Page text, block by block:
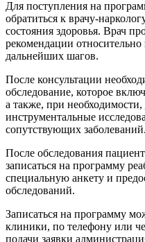
Для поступления на
обратиться к врачу-
состояния здоровья. Врач
рекомендации
дальнейших шагов.
После консультации
обследование, которое
а также, при
инструментальные
сопутствующих заболеваний.
После обследования
записаться на программу
специальную анкету и
обследований.
Записаться на программу
клиники, по телефону или
подачи заявки